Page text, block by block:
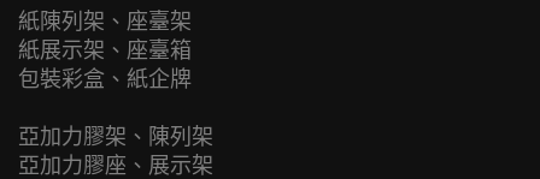
紙陳列架、座臺架
紙展示架、座臺箱
包裝彩盒、紙企牌
亞加力膠架、陳列架
亞加力膠座、展示架